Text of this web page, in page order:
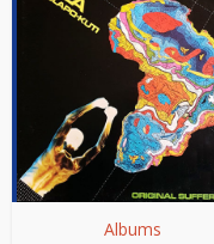
Albums